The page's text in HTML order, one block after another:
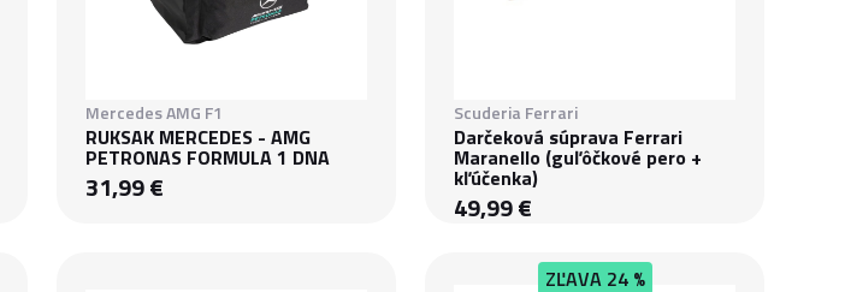
Mercedes AMG F1
RUKSAK MERCEDES - AMG
PETRONAS FORMULA 1 DNA
31,99 €
Scuderia Ferrari
Darčeková súprava Ferrari
Maranello (guľôčkové pero +
kľúčenka)
49,99 €
ZĽAVA24 %